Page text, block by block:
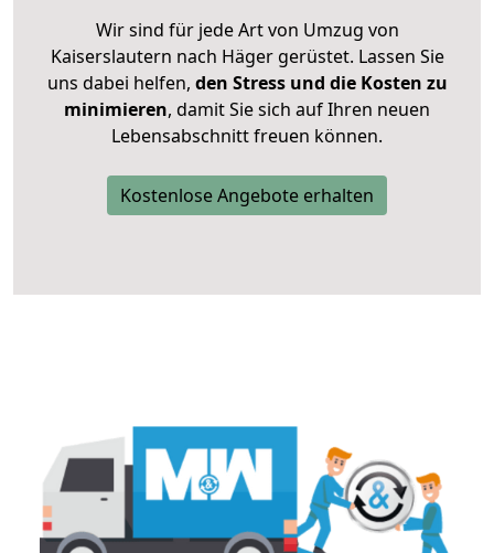
Wir sind für jede Art von Umzug von
Kaiserslautern nach Häger gerüstet. Lassen Sie
uns dabei helfen, den Stress und die Kosten zu
minimieren, damit Sie sich auf Ihren neuen
Lebensabschnitt freuen können.
Kostenlose Angebote erhalten